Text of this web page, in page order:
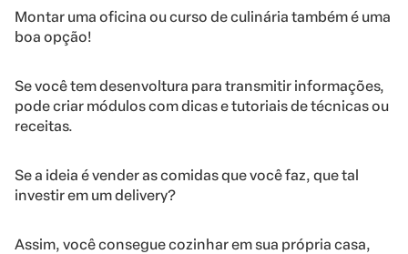
Montar uma oficina ou curso de culinária também é uma
boa opção!
Se você tem desenvoltura para transmitir informações,
pode criar módulos com dicas e tutoriais de técnicas ou
receitas.
Se a ideia é vender as comidas que você faz, que tal
investir em um delivery?
Assim, você consegue cozinhar em sua própria casa,